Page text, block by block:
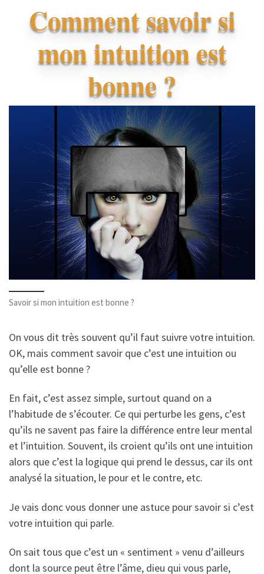
Comment savoir si
mon intuition est
bonne ?
Savoir si mon intuition est bonne ?
On vous dit très souvent qu’il faut suivre votre intuition.
OK, mais comment savoir que c’est une intuition ou
qu’elle est bonne ?
En fait, c’est assez simple, surtout quand on a
l’habitude de s’écouter. Ce qui perturbe les gens, c’est
qu’ils ne savent pas faire la différence entre leur mental
et l’intuition. Souvent, ils croient qu’ils ont une intuition
alors que c’est la logique qui prend le dessus, car ils ont
analysé la situation, le pour et le contre, etc.
Je vais donc vous donner une astuce pour savoir si c’est
votre intuition qui parle.
On sait tous que c’est un « sentiment » venu d’ailleurs
dont la source peut être l’âme, dieu qui vous parle,